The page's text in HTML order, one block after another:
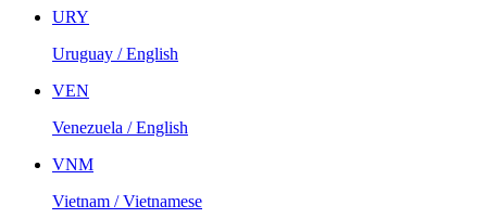
URY
Uruguay / English
VEN
Venezuela / English
VNM
Vietnam / Vietnamese